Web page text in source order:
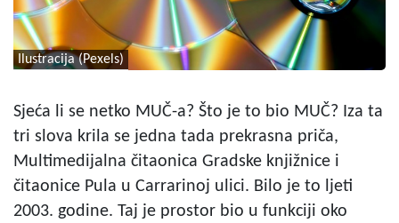
Ilustracija (Pexels)
Sjeća li se netko MUČ-a? Što je to bio MUČ? Iza ta
tri slova krila se jedna tada prekrasna priča,
Multimedijalna čitaonica Gradske knjižnice i
čitaonice Pula u Carrarinoj ulici. Bilo je to ljeti
2003. godine. Taj je prostor bio u funkciji oko